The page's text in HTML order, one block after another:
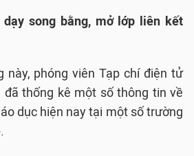
dạy song bằng, mở lớp liên kết
này, phóng viên Tạp chí điện tử
đã thống kê một số thông tin về
dục hiện nay tại một số trường